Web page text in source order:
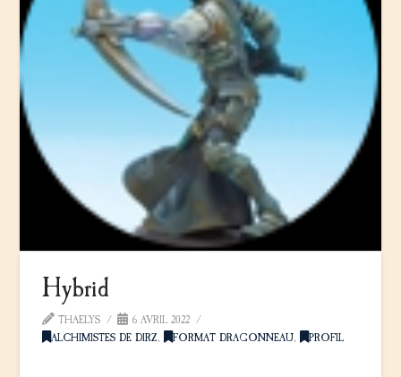
Hybrid
THAELYS
6 AVRIL 2022
ALCHIMISTES DE DIRZ, FORMAT DRAGONNEAU, PROFIL